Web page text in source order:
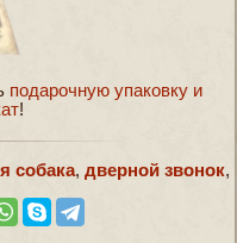
подарочную упаковку и
!
собака, дверной звонок,